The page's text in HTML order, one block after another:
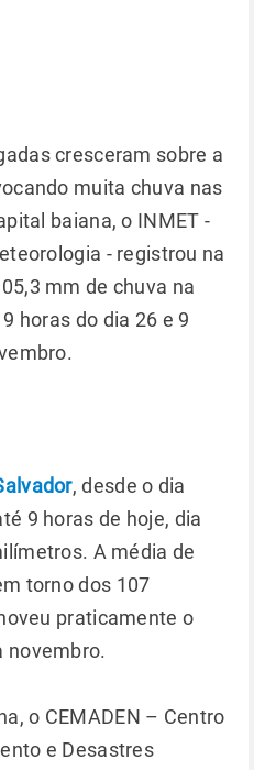
cresceram sobre a
muita chuva nas
baiana, o INMET -
- registrou na
mm de chuva na
horas do dia 26 e 9
, desde o dia
9 horas de hoje, dia
A média de
torno dos 107
praticamente o
novembro.
o CEMADEN – Centro
e Desastres